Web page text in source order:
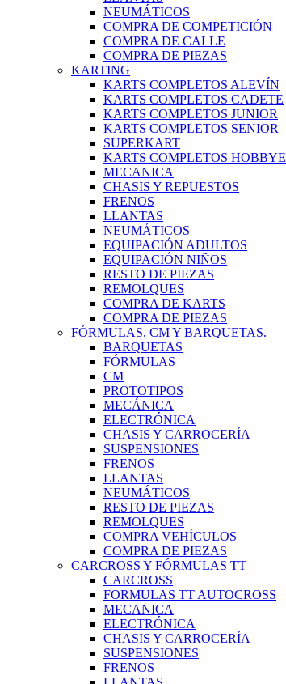
NEUMÁTICOS
COMPRA DE COMPETICIÓN
COMPRA DE CALLE
COMPRA DE PIEZAS
KARTING
KARTS COMPLETOS ALEVÍN
KARTS COMPLETOS CADETE
KARTS COMPLETOS JUNIOR
KARTS COMPLETOS SENIOR
SUPERKART
KARTS COMPLETOS HOBBYE
MECANICA
CHASIS Y REPUESTOS
FRENOS
LLANTAS
NEUMÁTICOS
EQUIPACIÓN ADULTOS
EQUIPACIÓN NIÑOS
RESTO DE PIEZAS
REMOLQUES
COMPRA DE KARTS
COMPRA DE PIEZAS
FÓRMULAS, CM Y BARQUETAS.
BARQUETAS
FÓRMULAS
CM
PROTOTIPOS
MECÁNICA
ELECTRÓNICA
CHASIS Y CARROCERÍA
SUSPENSIONES
FRENOS
LLANTAS
NEUMÁTICOS
RESTO DE PIEZAS
REMOLQUES
COMPRA VEHÍCULOS
COMPRA DE PIEZAS
CARCROSS Y FÓRMULAS TT
CARCROSS
FORMULAS TT AUTOCROSS
MECANICA
ELECTRÓNICA
CHASIS Y CARROCERÍA
SUSPENSIONES
FRENOS